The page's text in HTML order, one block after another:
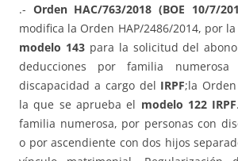
.- Orden HAC/763/2018 (BOE 10/7/
modifica la Orden HAP/2486/2014, por
modelo 143para la solicitud del
deducciones por familia
discapacidad a cargo del IRPF;la
la que se aprueba el modelo 122 IRPF
familia numerosa, por personas con
o por ascendiente con dos hijos